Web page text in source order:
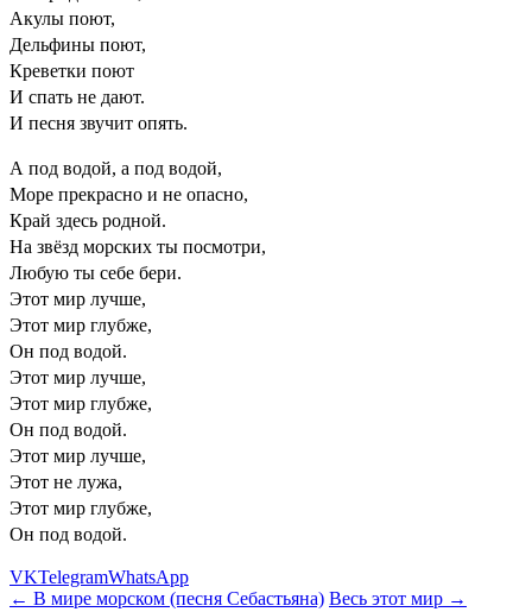
Акулы поют,
Дельфины поют,
Креветки поют
И спать не дают.
И песня звучит опять.
А под водой, а под водой,
Море прекрасно и не опасно,
Край здесь родной.
На звёзд морских ты посмотри,
Любую ты себе бери.
Этот мир лучше,
Этот мир глубже,
Он под водой.
Этот мир лучше,
Этот мир глубже,
Он под водой.
Этот мир лучше,
Этот не лужа,
Этот мир глубже,
Он под водой.
VKTelegramWhatsApp
← В мире морском (песня Себастьяна) Весь этот мир →